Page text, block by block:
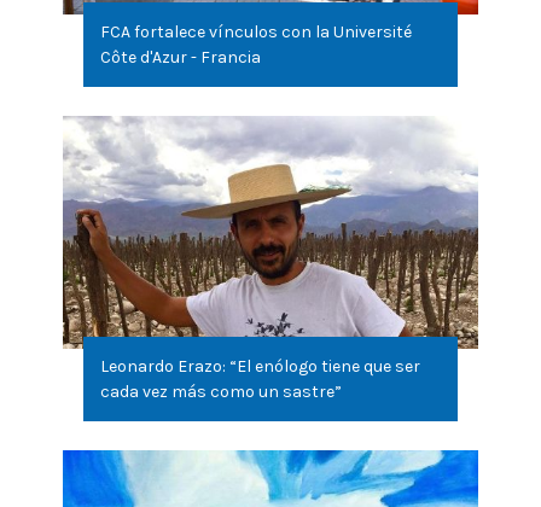
FCA fortalece vínculos con la Université
Côte d'Azur - Francia
Leonardo Erazo: “El enólogo tiene que ser
cada vez más como un sastre”